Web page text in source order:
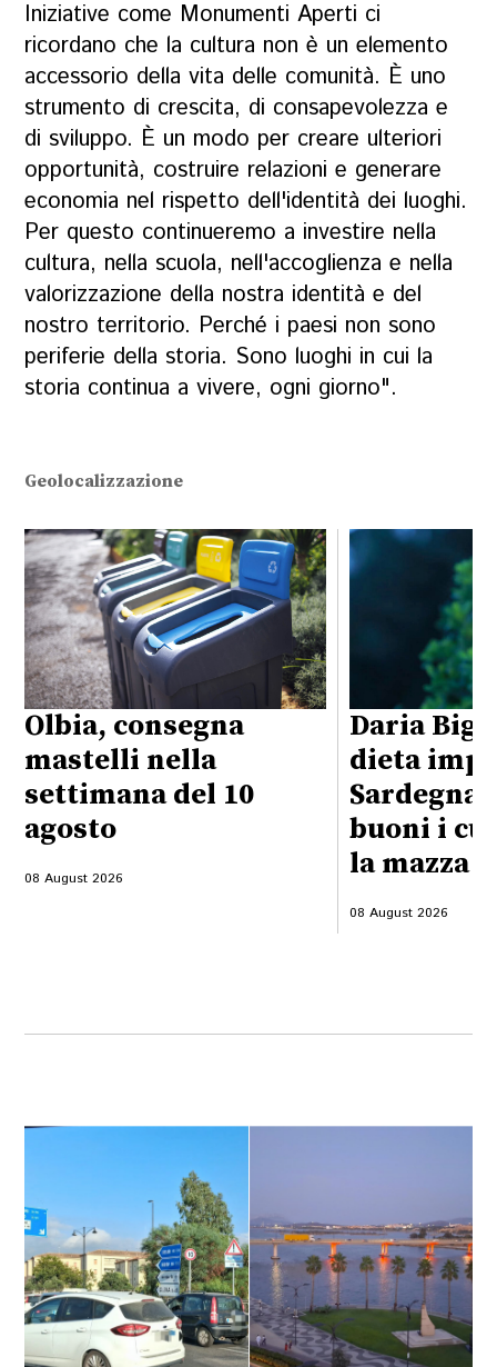
Iniziative come Monumenti Aperti ci
ricordano che la cultura non è un elemento
accessorio della vita delle comunità. È uno
strumento di crescita, di consapevolezza e
di sviluppo. È un modo per creare ulteriori
opportunità, costruire relazioni e generare
economia nel rispetto dell'identità dei luoghi.
Per questo continueremo a investire nella
cultura, nella scuola, nell'accoglienza e nella
valorizzazione della nostra identità e del
nostro territorio. Perché i paesi non sono
periferie della storia. Sono luoghi in cui la
storia continua a vivere, ogni giorno".
Geolocalizzazione
Olbia, consegna
mastelli nella
settimana del 10
agosto
08 August 2026
Daria
dieta
Sardegna:
buoni i
la mazza
08 August 2026